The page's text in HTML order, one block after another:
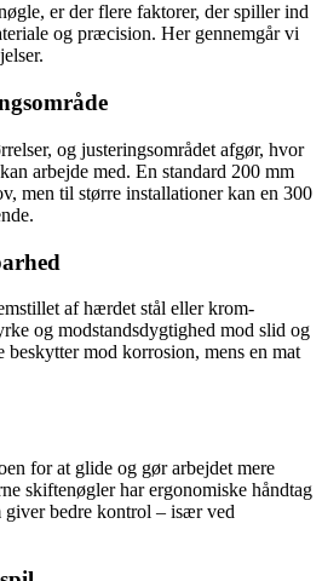
er der flere faktorer, der spiller ind
og præcision. Her gennemgår vi
og justeringsområdet afgør, hvor
arbejde med. En standard 200 mm
men til større installationer kan en 300
af hærdet stål eller krom-
og modstandsdygtighed mod slid og
mod korrosion, mens en mat
for at glide og gør arbejdet mere
skiftenøgler har ergonomiske håndtag
bedre kontrol – især ved